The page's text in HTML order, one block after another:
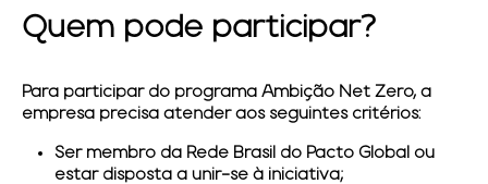
Quem pode participar?
Para participar do programa Ambição Net Zero, a
empresa precisa atender aos seguintes critérios:
Ser membro da Rede Brasil do Pacto Global ou
estar disposta a unir-se à iniciativa;